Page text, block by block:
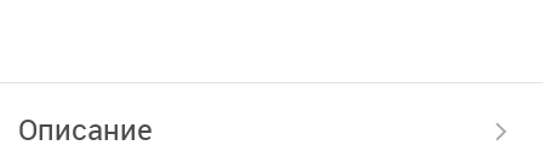
Описание